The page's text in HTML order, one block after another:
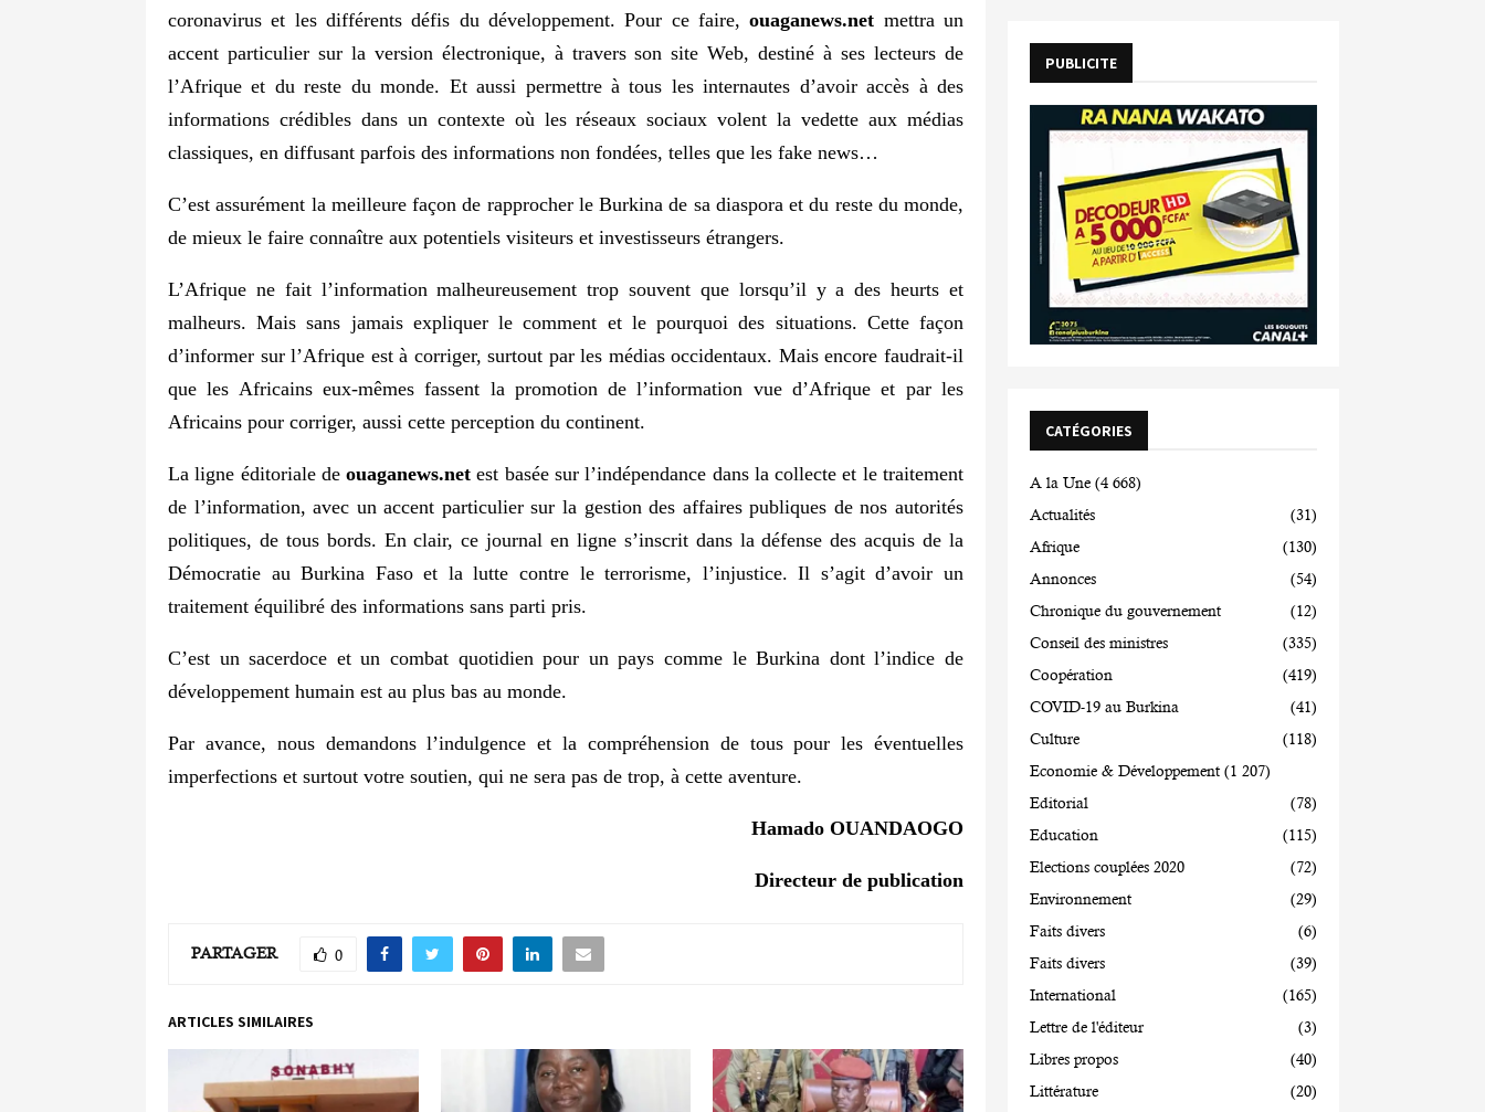
coronavirus et les différents défis du développement. Pour ce faire,ouaganews.net mettra un
accent particulier sur la version électronique, à travers son site Web, destiné à ses lecteurs de
l’Afrique et du reste du monde. Et aussi permettre à tous les internautes d’avoir accès à des
informations crédibles dans un contexte où les réseaux sociaux volent la vedette aux médias
classiques, en diffusant parfois des informations non fondées, telles que les fake news…
C’est assurément la meilleure façon de rapprocher le Burkina de sa diaspora et du reste du monde,
de mieux le faire connaître aux potentiels visiteurs et investisseurs étrangers.
L’Afrique ne fait l’information malheureusement trop souvent que lorsqu’il y a des heurts et
malheurs. Mais sans jamais expliquer le comment et le pourquoi des situations. Cette façon
d’informer sur l’Afrique est à corriger, surtout par les médias occidentaux. Mais encore faudrait-il
que les Africains eux-mêmes fassent la promotion de l’information vue d’Afrique et par les
Africains pour corriger, aussi cette perception du continent.
La ligne éditoriale deouaganews.net est basée sur l’indépendance dans la collecte et le traitement
de l’information, avec un accent particulier sur la gestion des affaires publiques de nos autorités
politiques, de tous bords. En clair, ce journal en ligne s’inscrit dans la défense des acquis de la
Démocratie au Burkina Faso et la lutte contre le terrorisme, l’injustice. Il s’agit d’avoir un
traitement équilibré des informations sans parti pris.
C’est un sacerdoce et un combat quotidien pour un pays comme le Burkina dont l’indice de
développement humain est au plus bas au monde.
Par avance, nous demandons l’indulgence et la compréhension de tous pour les éventuelles
imperfections et surtout votre soutien, qui ne sera pas de trop, à cette aventure.
Hamado OUANDAOGO
Directeur de publication
PARTAGER 0
ARTICLES SIMILAIRES
PUBLICITE
CATÉGORIES
A la Une (4 668)
Actualités
(31)
Afrique
(130)
Annonces
(54)
Chronique du gouvernement
(12)
Conseil des ministres
(335)
Coopération
(419)
COVID-19 au Burkina
(41)
Culture
(118)
Economie & Développement (1 207)
Editorial
(78)
Education
(115)
Elections couplées 2020
(72)
Environnement
(29)
Faits divers
(6)
Faits divers
(39)
International
(165)
Lettre de l'éditeur
(3)
Libres propos
(40)
Littérature
(20)